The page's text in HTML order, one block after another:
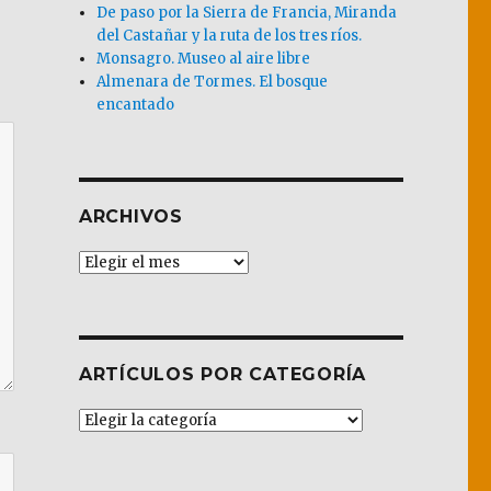
De paso por la Sierra de Francia, Miranda
del Castañar y la ruta de los tres ríos.
Monsagro. Museo al aire libre
Almenara de Tormes. El bosque
encantado
ARCHIVOS
Archivos
ARTÍCULOS POR CATEGORÍA
Artículos